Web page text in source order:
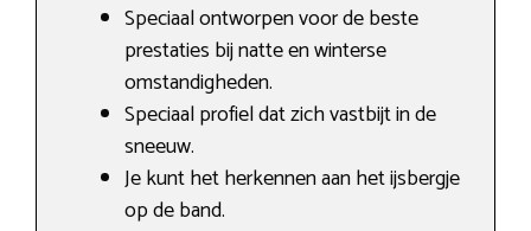
Speciaal ontworpen voor de beste
prestaties bij natte en winterse
omstandigheden.
Speciaal profiel dat zich vastbijt in de
sneeuw.
Je kunt het herkennen aan het ijsbergje
op de band.